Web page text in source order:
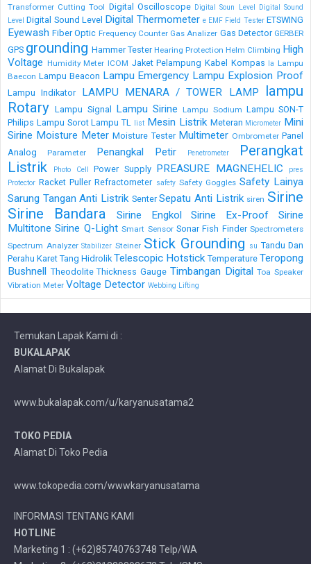
Transformer Cutting Tool Digital Oscilloscope Digital Soun Level Digital Sound
Level Digital Sound Level Digital Thermometer e EMF Field Tester ETSWING
Eyewash Fiber Optic Frequency Counter Gas Analizer Gas Detector GERBER
GPS grounding Hammer Tester Hearing Protection Helm Climbing High
Voltage Humidity Meter ICOM Jaket Pelampung Kabel Kompas la Lampu
Baecon Lampu Beacon Lampu Emergency Lampu Explosion Proof
Lampu Indikator LAMPU MENARA / TOWER LAMP
lampu
Rotary Lampu Signal Lampu Sirine Lampu Sodium Lampu SON-T
Philips Lampu Sorot Lampu TL list Mesin Listrik Meteran Micrometer Mini
Sirine Moisture Meter Moisture Tester Multimeter Ombrometer Panel
Analog
Parameter Penangkal Petir Penetrometer
Perangkat
Listrik
Photo Cell Power Supply PREASURE MAGNEHELIC
pres
Protector Racket Puller Refractometer safety Safety Goggles Safety Lainya
Sarung Tangan Anti Listrik Senter Sepatu Anti Listrik siren Sirine
Sirine Bandara
Sirine Engkol Sirine Ex-Proof
Sirine
Multitone Sirine Q-Light Smart Sensor Sonar Fish Finder Spectrometers
Spectrum Analyzer Stabilizer Steiner Stick Grounding su Tandu Dan
Perahu Karet Tang Hidrolik Telescopic Hotstick Temperature Teropong
Bushnell Theodolite Thickness Gauge Timbangan Digital Toa Speaker
Vibration Meter Voltage Detector Webbing Lifting
Temukan Lapak Kami di :
BUKALAPAK
Alamat Di Bukalapak
www.bukalapak.com/u/karyanusatama2
TOKO PEDIA
Alamat Di Toko Pedia
www.tokopedia.com/wwwkaryanusatama
INFORMASI TENTANG KAMI
HOTLINE
Marketing 1 : (+62)85740763748 Telp/WA